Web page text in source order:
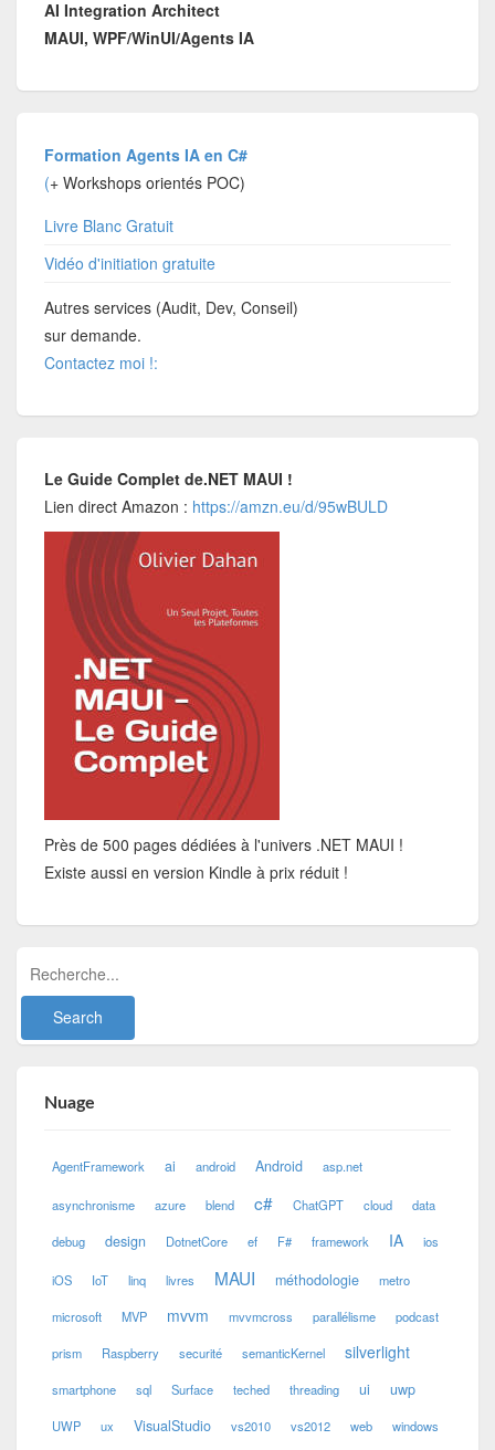
AI Integration Architect
MAUI, WPF/WinUI/Agents IA
Formation Agents IA en C#
(+ Workshops orientés POC)
Livre Blanc Gratuit
Vidéo d'initiation gratuite
Autres services (Audit, Dev, Conseil)
sur demande.
Contactez moi !:
Le Guide Complet de.NET MAUI !
Lien direct Amazon : https://amzn.eu/d/95wBULD
Près de 500 pages dédiées à l'univers .NET MAUI !
Existe aussi en version Kindle à prix réduit !
Nuage
AgentFramework ai android Android asp.net
asynchronisme azure blend c# ChatGPT cloud data
debug design DotnetCore ef F# framework IA ios
iOS IoT linq livres MAUI méthodologie metro
microsoft MVP mvvm mvvmcross parallélisme podcast
prism Raspberry securité semanticKernel silverlight
smartphone sql Surface teched threading ui uwp
UWP ux VisualStudio vs2010 vs2012 web windows